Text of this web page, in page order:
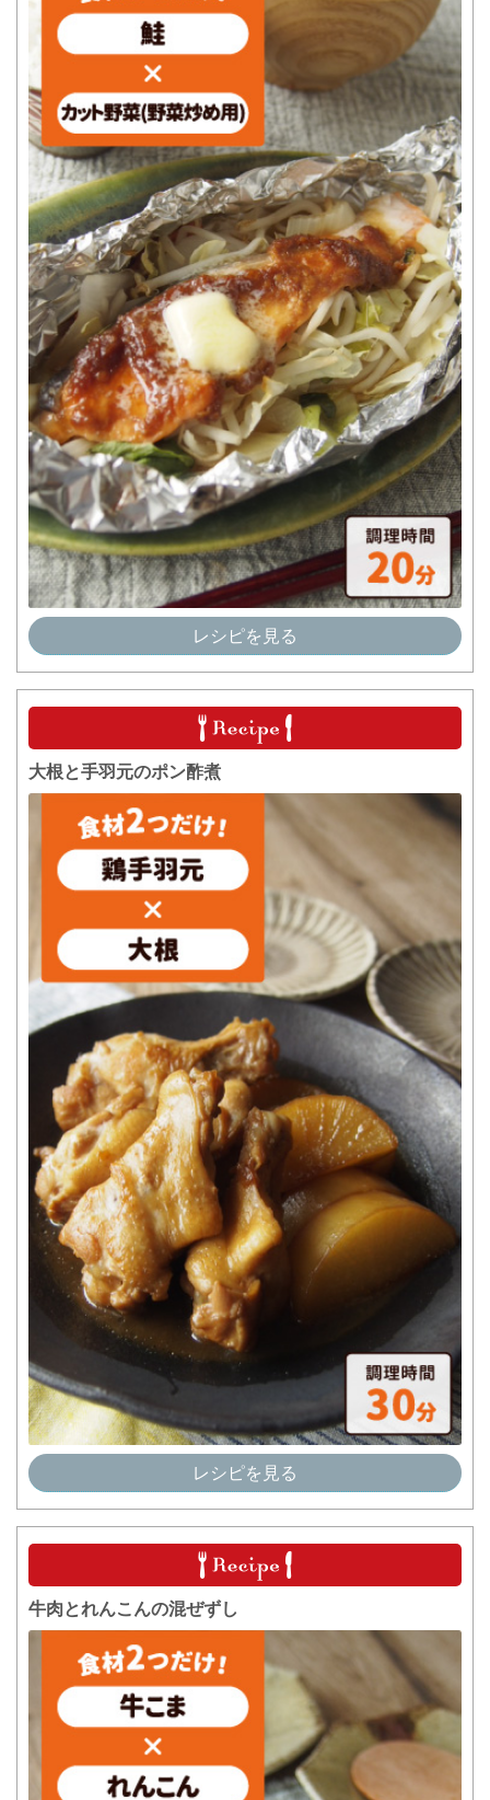
レシピを見る
大根と手羽元のポン酢煮
レシピを見る
牛肉とれんこんの混ぜずし